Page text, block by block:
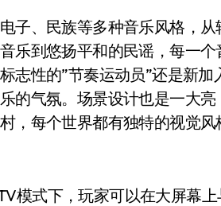
子、民族等多种音乐风格，从
乐到悠扬平和的民谣，每一个
志性的”节奏运动员”还是新加
的气氛。场景设计也是一大亮
，每个世界都有独特的视觉风
模式下，玩家可以在大屏幕上